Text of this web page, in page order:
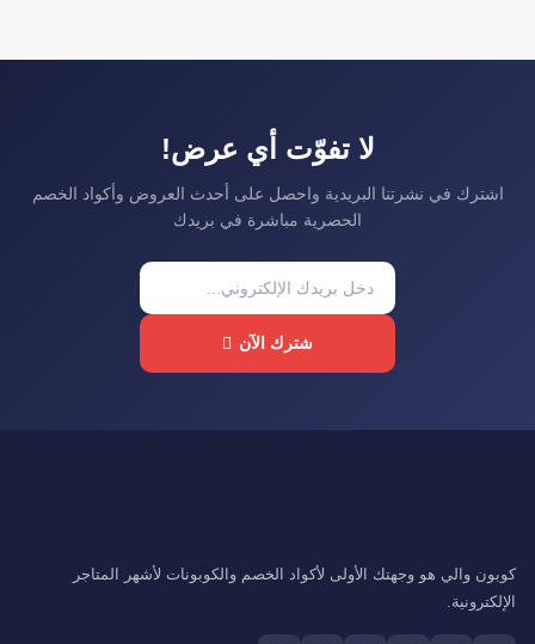
لا تفوّت أي عرض!
اشترك في نشرتنا البريدية واحصل على أحدث العروض وأكواد الخصم
الحصرية مباشرة في بريدك
شترك الآن
كوبون والي هو وجهتك الأولى لأكواد الخصم والكوبونات لأشهر المتاجر
الإلكترونية.